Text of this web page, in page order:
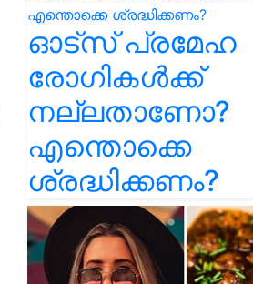
ഓട്സ് പ്രമേഹ
രോഗികൾക്ക്
നല്ലതാണോ?
എന്തൊക്കെ
ശ്രദ്ധിക്കണം?